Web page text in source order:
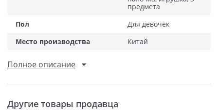
предмета
Пол
Для девочек
Место производства
Китай
Полное описание
Другие товары продавца